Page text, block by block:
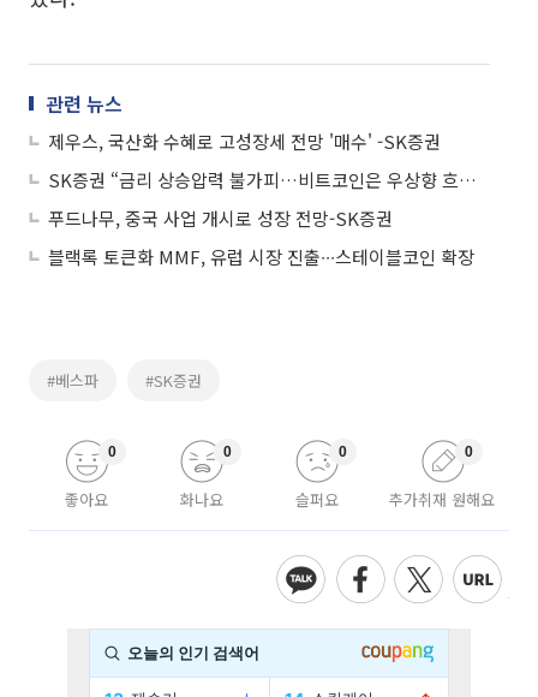
관련 뉴스
제우스, 국산화 수혜로 고성장세 전망 '매수' -SK증권
SK증권 “금리 상승압력 불가피…비트코인은 우상향 흐름 전개 전망”
푸드나무, 중국 사업 개시로 성장 전망-SK증권
블랙록 토큰화 MMF, 유럽 시장 진출∙∙∙스테이블코인 확장
#베스파 #SK증권
좋아요
0
화나요
0
슬퍼요
0
추가취재 원해요
0